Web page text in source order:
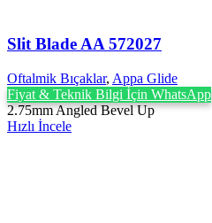
Slit Blade AA 572027
Oftalmik Bıçaklar, Appa Glide
Fiyat & Teknik Bilgi İçin WhatsApp
2.75mm Angled Bevel Up
Hızlı İncele